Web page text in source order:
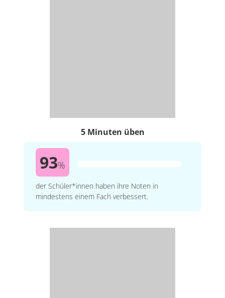
5 Minuten üben
93%
der Schüler*innen haben ihre Noten in
mindestens einem Fach verbessert.